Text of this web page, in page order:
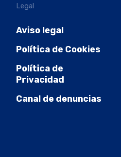
Legal
Aviso legal
Política de Cookies
Política de
Privacidad
Canal de denuncias